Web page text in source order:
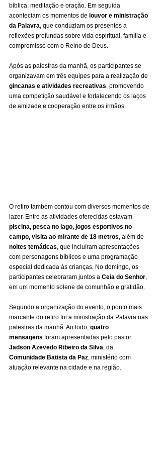
bíblica, meditação e oração. Em seguida
aconteciam os momentos de louvor e ministração
da Palavra, que conduziam os presentes a
reflexões profundas sobre vida espiritual, família e
compromisso com o Reino de Deus.
Após as palestras da manhã, os participantes se
organizavam em três equipes para a realização de
gincanas e atividades recreativas, promovendo
uma competição saudável e fortalecendo os laços
de amizade e cooperação entre os irmãos.
O retiro também contou com diversos momentos de
lazer. Entre as atividades oferecidas estavam
piscina, pesca no lago, jogos esportivos no
campo, visita ao mirante de 18 metros , além de
noites temáticas , que incluíram apresentações
com personagens bíblicos e uma programação
especial dedicada às crianças. No domingo, os
participantes celebraram juntos a Ceia do Senhor
em um momento solene de comunhão e gratidão.
Segundo a organização do evento, o ponto mais
marcante do retiro foi a ministração da Palavra nas
palestras da manhã. Ao todo, quatro
mensagens foram apresentadas pelo pastor
Jadson Azevedo Ribeiro da Silva , da
Comunidade Batista da Paz , ministério com
atuação relevante na cidade e na região.